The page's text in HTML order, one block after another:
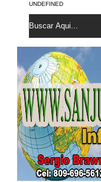
UNDEFINED